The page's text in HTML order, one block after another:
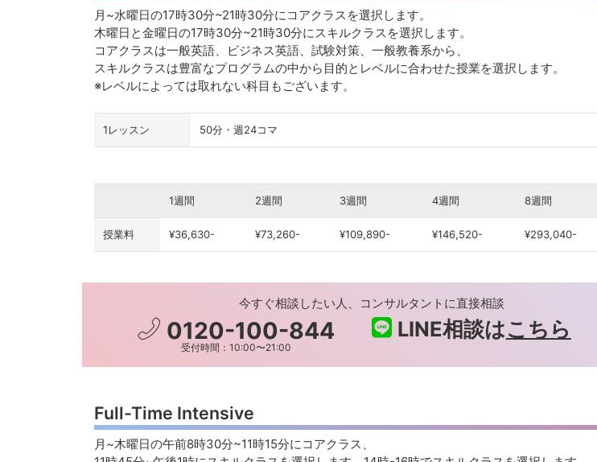
月~水曜日の17時30分~21時30分にコアクラスを選択します。
木曜日と金曜日の17時30分~21時30分にスキルクラスを選択します。
コアクラスは一般英語、ビジネス英語、試験対策、一般教養系から、
スキルクラスは豊富なプログラムの中から目的とレベルに合わせた授業を選択します。
※レベルによっては取れない科目もございます。
1レッスン 50分・週24コマ
1週間 2週間 3週間 4週間 8週間
授業料 ¥36,630- ¥73,260- ¥109,890- ¥146,520- ¥293,040-
今すぐ相談したい人、コンサルタントに直接相談
0120-100-844
受付時間：10:00〜21:00
LINE相談はこちら
Full-Time Intensive
月~木曜日の午前8時30分~11時15分にコアクラス、